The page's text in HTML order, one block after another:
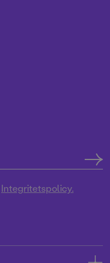
Integritetspolicy.